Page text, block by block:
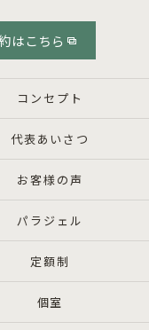
はこちら
コンセプト
代表あいさつ
お客様の声
パラジェル
定額制
個室